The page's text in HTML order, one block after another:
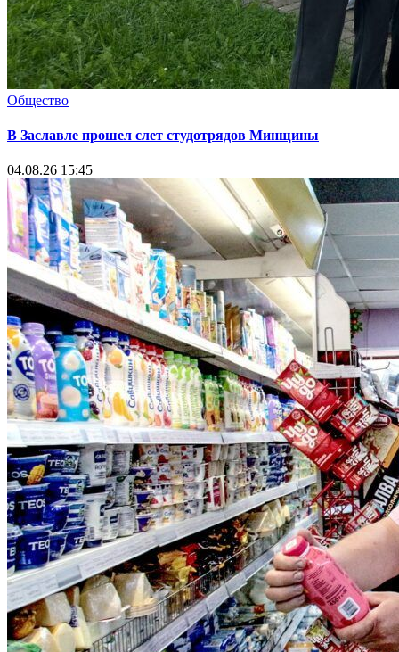
Общество
В Заславле прошел слет студотрядов Минщины
04.08.26 15:45